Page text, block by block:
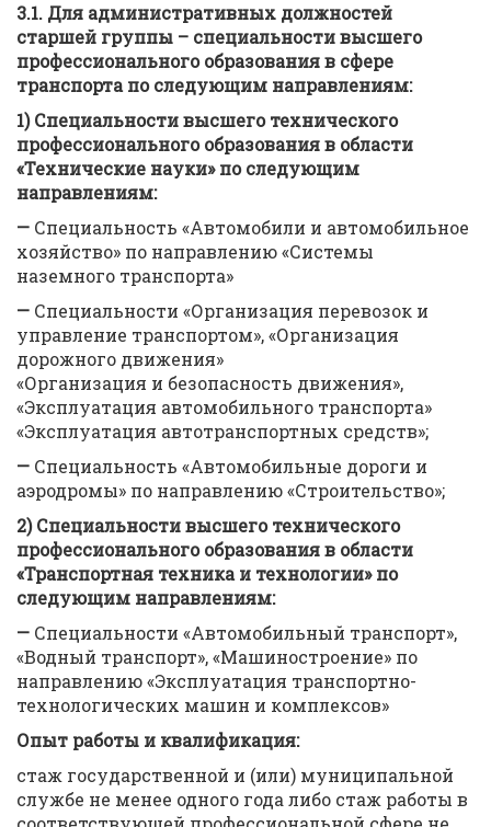
3.1. Для административных должностей
старшей группы – специальности высшего
профессионального образования в сфере
транспорта по следующим направлениям:
1)Специальности высшего технического
профессионального образования в области
«Технические науки» по следующим
направлениям:
— Специальность «Автомобили и автомобильное
хозяйство» по направлению «Системы
наземного транспорта»
— Специальности «Организация перевозок и
управление транспортом», «Организация
дорожного движения»
«Организация и безопасность движения»,
«Эксплуатация автомобильного транспорта»
«Эксплуатация автотранспортных средств»;
— Специальность «Автомобильные дороги и
аэродромы» по направлению «Строительство»;
2)Специальности высшего технического
профессионального образования в области
«Транспортная техника и технологии» по
следующим направлениям:
— Специальности «Автомобильный транспорт»,
«Водный транспорт», «Машиностроение» по
направлению «Эксплуатация транспортно-
технологических машин и комплексов»
Опыт работы и квалификация:
стаж государственной и (или) муниципальной
службе не менее одного года либо стаж работы в